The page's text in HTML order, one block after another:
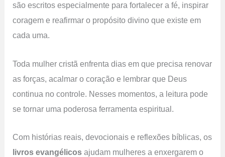
são escritos especialmente para fortalecer a fé, inspirar
coragem e reafirmar o propósito divino que existe em
cada uma.
Toda mulher cristã enfrenta dias em que precisa renovar
as forças, acalmar o coração e lembrar que Deus
continua no controle. Nesses momentos, a leitura pode
se tornar uma poderosa ferramenta espiritual.
Com histórias reais, devocionais e reflexões bíblicas, os
livros evangélicos ajudam mulheres a enxergarem o